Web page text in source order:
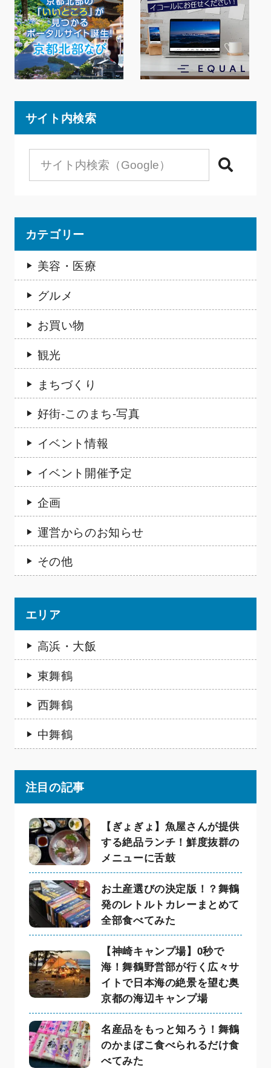
サイト内検索
検索
カテゴリー
美容・医療
グルメ
お買い物
観光
まちづくり
好街-このまち-写真
イベント情報
イベント開催予定
企画
運営からのお知らせ
その他
エリア
高浜・大飯
東舞鶴
西舞鶴
中舞鶴
注目の記事
【ぎょぎょ】魚屋さんが提供
する絶品ランチ！鮮度抜群の
メニューに舌鼓
お土産選びの決定版！？舞鶴
発のレトルトカレーまとめて
全部食べてみた
【神崎キャンプ場】0秒で
海！舞鶴野営部が行く広々サ
イトで日本海の絶景を望む奥
京都の海辺キャンプ場
名産品をもっと知ろう！舞鶴
のかまぼこ食べられるだけ食
べてみた